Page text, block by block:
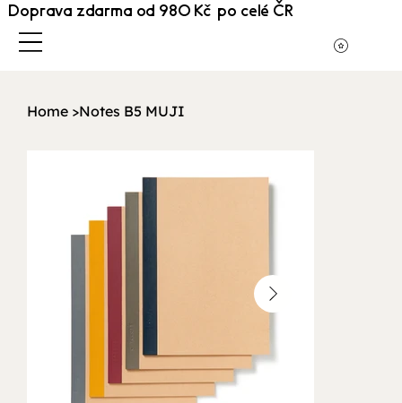
Doprava zdarma od 980 Kč po celé ČR
Home >Notes B5 MUJI